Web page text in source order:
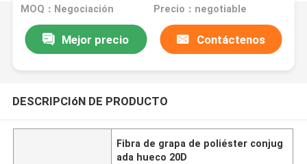
MOQ：Negociación Precio：negotiable
Mejor precio Contáctenos
DESCRIPCIóN DE PRODUCTO
Fibra de grapa de poliéster conjug
ada hueco 20D